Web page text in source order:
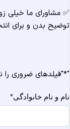
مشاورای ما خیلی
بدن و برای
*"فیلدهای ضروری را
و نام خانوادگی *